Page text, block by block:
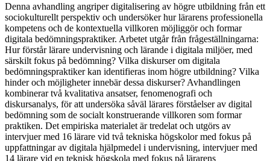
Denna avhandling angriper digitalisering av högre utbildning från ett
sociokulturellt perspektiv och undersöker hur lärarens professionella
kompetens och de kontextuella villkoren möjliggör och formar
digitala bedömningspraktiker. Arbetet utgår från frågeställningarna:
Hur förstår lärare undervisning och lärande i digitala miljöer, med
särskilt fokus på bedömning? Vilka diskurser om digitala
bedömningspraktiker kan identifieras inom högre utbildning? Vilka
hinder och möjligheter innebär dessa diskurser? Avhandlingen
kombinerar två kvalitativa ansatser, fenomenografi och
diskursanalys, för att undersöka såväl lärares förståelser av digital
bedömning som de socialt konstruerande villkoren som formar
praktiken. Det empiriska materialet är tredelat och utgörs av
intervjuer med 16 lärare vid två tekniska högskolor med fokus på
uppfattningar av digitala hjälpmedel i undervisning, intervjuer med
14 lärare vid en teknisk högskola med fokus på lärarens